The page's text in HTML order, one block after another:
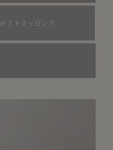
ギフトラッピング